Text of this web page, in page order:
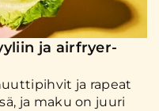
ja airfryer-
ja rapeat
ja maku on juuri